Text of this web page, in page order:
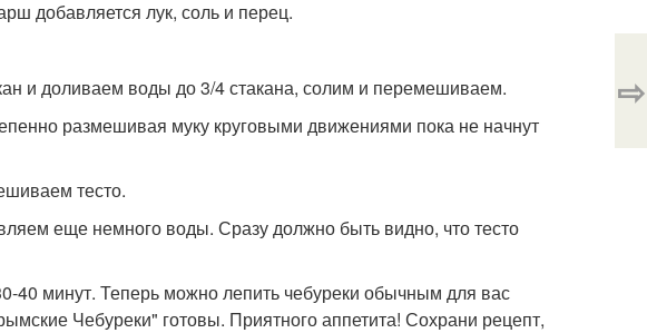
добавляется лук, соль и перец.
и доливаем воды до 3/4 стакана, солим и перемешиваем.
размешивая муку круговыми движениями пока не начнут
тесто.
еще немного воды. Сразу должно быть видно, что тесто
40 минут. Теперь можно лепить чебуреки обычным для вас
Чебуреки" готовы. Приятного аппетита! Сохрани рецепт,
⇨